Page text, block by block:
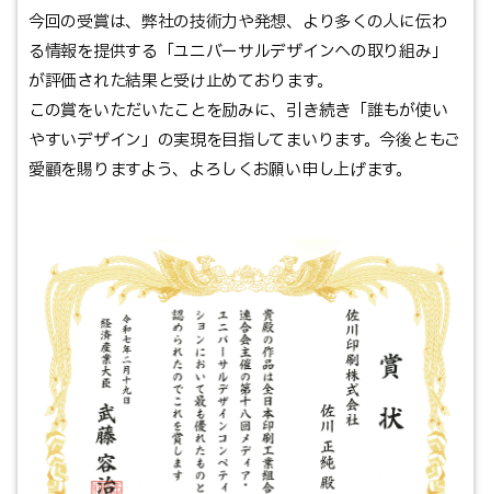
今回の受賞は、弊社の技術力や発想、より多くの人に伝わ
る情報を提供する「ユニバーサルデザインへの取り組み」
が評価された結果と受け止めております。
この賞をいただいたことを励みに、引き続き「誰もが使い
やすいデザイン」の実現を目指してまいります。今後ともご
愛顧を賜りますよう、よろしくお願い申し上げます。